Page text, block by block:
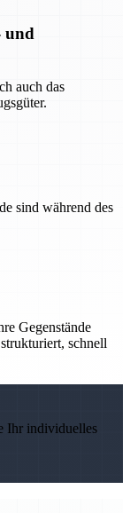
und
auch das
sind während des
Gegenstände
schnell
Ihr individuelles